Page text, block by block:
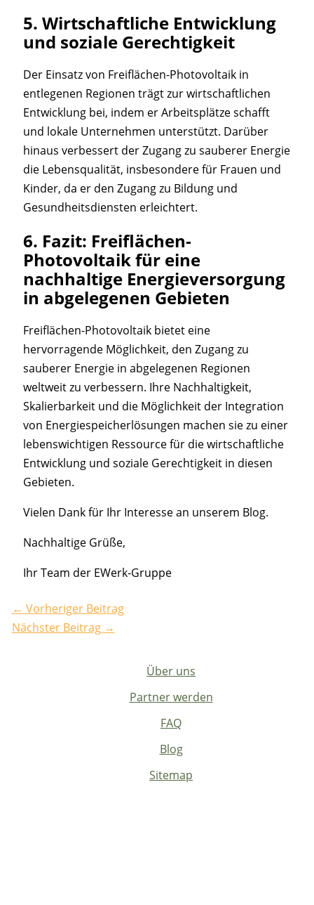
5. Wirtschaftliche Entwicklung
und soziale Gerechtigkeit
Der Einsatz von Freiflächen-Photovoltaik in
entlegenen Regionen trägt zur wirtschaftlichen
Entwicklung bei, indem er Arbeitsplätze schafft
und lokale Unternehmen unterstützt. Darüber
hinaus verbessert der Zugang zu sauberer Energie
die Lebensqualität, insbesondere für Frauen und
Kinder, da er den Zugang zu Bildung und
Gesundheitsdiensten erleichtert.
6. Fazit: Freiflächen-
Photovoltaik für eine
nachhaltige Energieversorgung
in abgelegenen Gebieten
Freiflächen-Photovoltaik bietet eine
hervorragende Möglichkeit, den Zugang zu
sauberer Energie in abgelegenen Regionen
weltweit zu verbessern. Ihre Nachhaltigkeit,
Skalierbarkeit und die Möglichkeit der Integration
von Energiespeicherlösungen machen sie zu einer
lebenswichtigen Ressource für die wirtschaftliche
Entwicklung und soziale Gerechtigkeit in diesen
Gebieten.
Vielen Dank für Ihr Interesse an unserem Blog.
Nachhaltige Grüße,
Ihr Team der EWerk-Gruppe
← Vorheriger Beitrag
Nächster Beitrag →
Über uns
Partner werden
FAQ
Blog
Sitemap